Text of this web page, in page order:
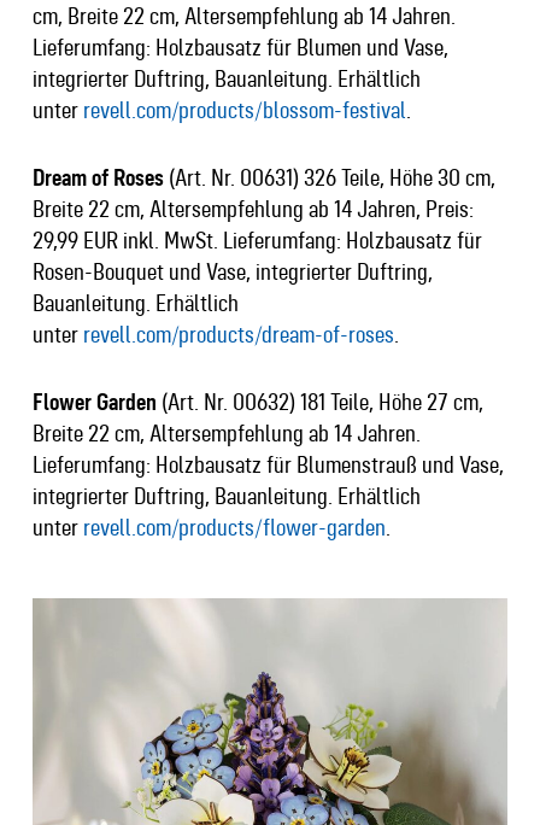
cm, Breite 22 cm, Altersempfehlung ab 14 Jahren.
Lieferumfang: Holzbausatz für Blumen und Vase,
integrierter Duftring, Bauanleitung. Erhältlich
unter revell.com/products/blossom-festival.
Dream of Roses(Art. Nr. 00631) 326 Teile, Höhe 30 cm,
Breite 22 cm, Altersempfehlung ab 14 Jahren, Preis:
29,99 EUR inkl. MwSt. Lieferumfang: Holzbausatz für
Rosen-Bouquet und Vase, integrierter Duftring,
Bauanleitung. Erhältlich
unter revell.com/products/dream-of-roses.
Flower Garden (Art. Nr. 00632) 181 Teile, Höhe 27 cm,
Breite 22 cm, Altersempfehlung ab 14 Jahren.
Lieferumfang: Holzbausatz für Blumenstrauß und Vase,
integrierter Duftring, Bauanleitung. Erhältlich
unter revell.com/products/flower-garden.